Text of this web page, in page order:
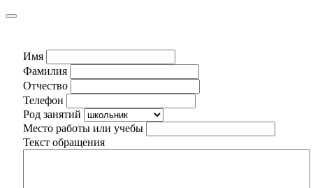
Имя
Фамилия
Отчество
Телефон
Род занятий
Место работы или учебы
Текст обращения